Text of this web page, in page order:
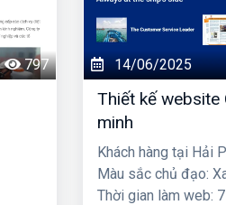
797 14/06/2025
Thiết kế website
minh
Khách hàng tại Hải
Màu sắc chủ đạo:
Thời gian làm web: